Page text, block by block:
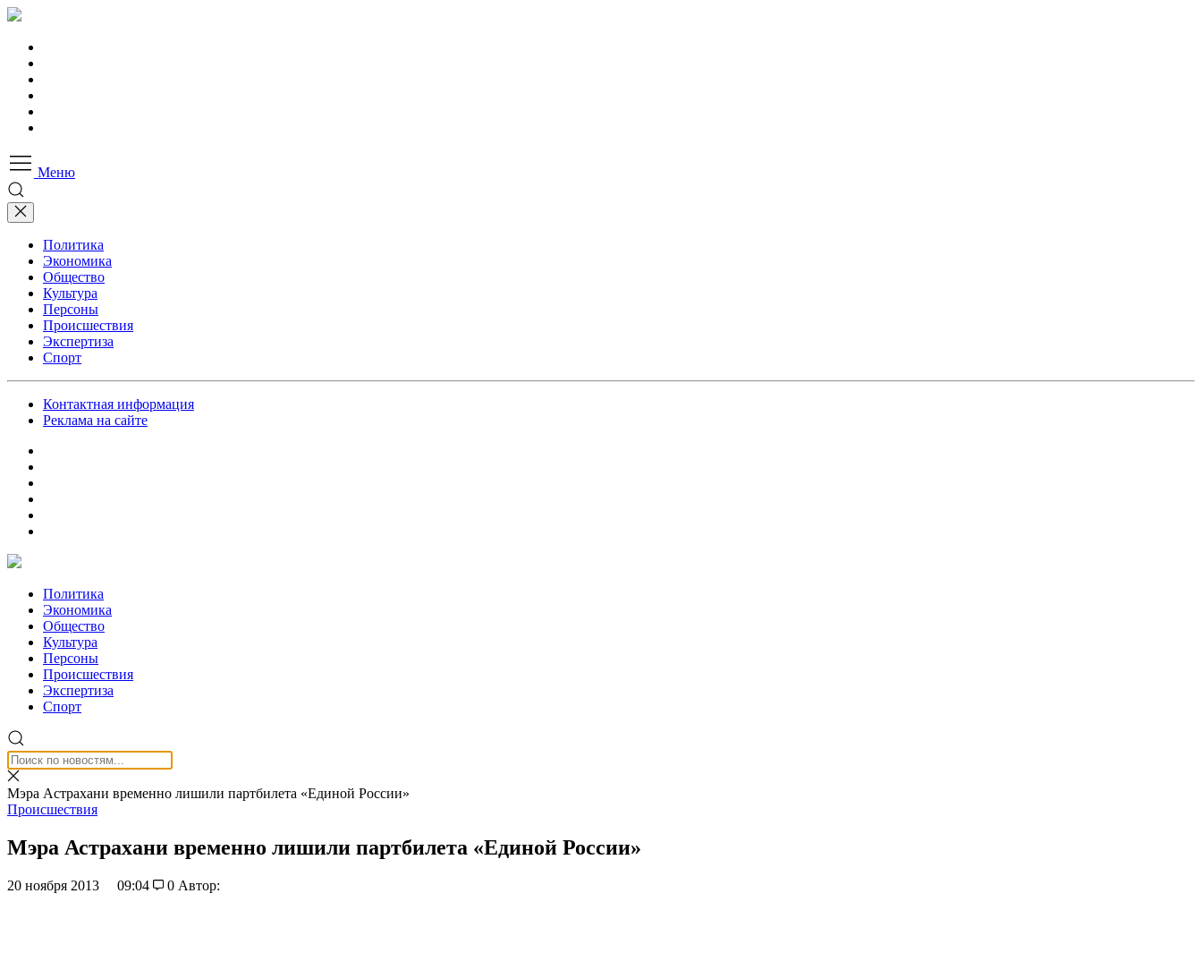
Меню
Политика
Экономика
Общество
Культура
Персоны
Происшествия
Экспертиза
Спорт
Контактная информация
Реклама на сайте
Политика
Экономика
Общество
Культура
Персоны
Происшествия
Экспертиза
Спорт
Мэра Астрахани временно лишили партбилета «Единой России»
Происшествия
Мэра Астрахани временно лишили партбилета «Единой России»
20 ноября 2013 09:04 0 Автор: